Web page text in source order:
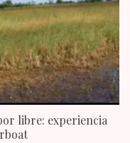
libre: experiencia